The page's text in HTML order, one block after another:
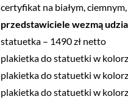
certyfikat na białym,
przedstawiciele wezmą
statuetka – 1490 zł netto
plakietka do statuetki w
plakietka do statuetki w
plakietka do statuetki w